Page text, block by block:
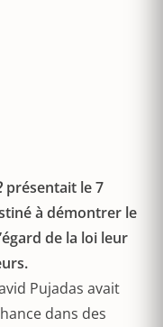
présentait le 7
à démontrer le
de la loi leur
Pujadas avait
dans des